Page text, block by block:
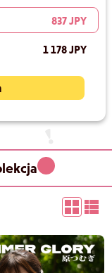
837 JPY
1 178 JPY